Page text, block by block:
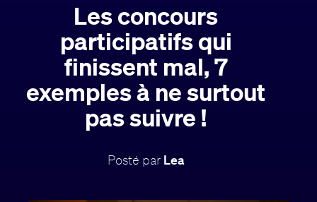
Les concours
participatifs qui
finissent mal, 7
exemples à ne surtout
pas suivre !
Posté par Lea